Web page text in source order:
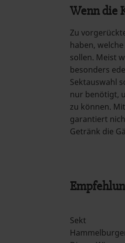
Wenn die
Zu
haben,
sollen. Meist
besonders
Sektauswahl
nur benötigt,
zu können.
garantiert
Getränk die
Sekt